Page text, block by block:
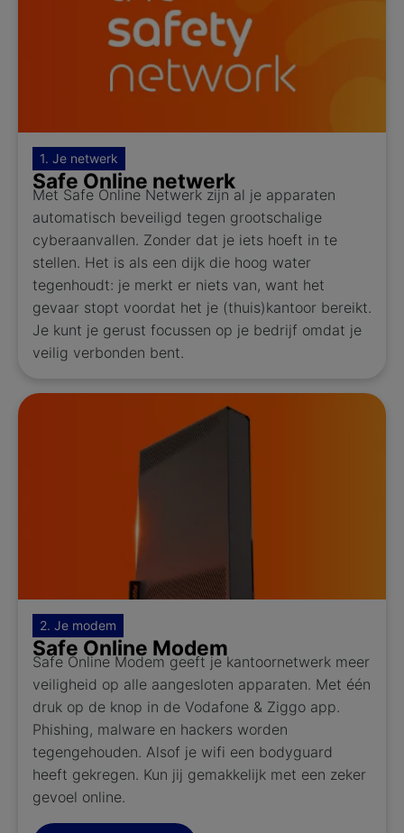
1. Je netwerk
Safe Online netwerk
Met Safe Online Netwerk zijn al je apparaten
automatisch beveiligd tegen grootschalige
cyberaanvallen. Zonder dat je iets hoeft in te
stellen. Het is als een dijk die hoog water
tegenhoudt: je merkt er niets van, want het
gevaar stopt voordat het je (thuis)kantoor bereikt.
Je kunt je gerust focussen op je bedrijf omdat je
veilig verbonden bent.​
2. Je modem
Safe Online Modem
Safe Online Modem geeft je kantoornetwerk meer
veiligheid op alle aangesloten apparaten. Met één
druk op de knop in de Vodafone & Ziggo app.
Phishing, malware en hackers worden
tegengehouden. Alsof je wifi een bodyguard
heeft gekregen. Kun jij gemakkelijk met een zeker
gevoel online.​